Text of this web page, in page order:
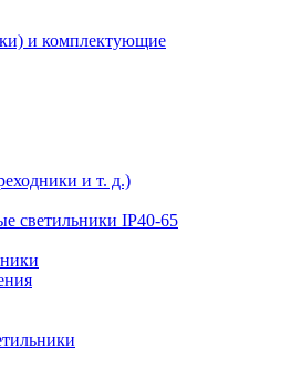
и комплектующие
и т. д.)
светильники IP40-65